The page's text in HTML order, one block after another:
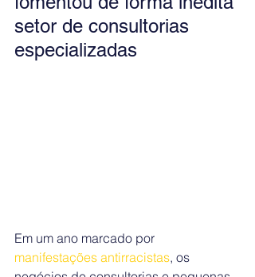
setor de consultorias
especializadas
Em um ano marcado por
manifestações antirracistas, os